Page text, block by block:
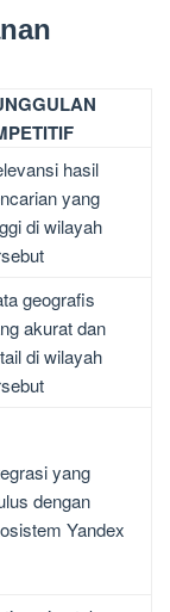
hasil
yang
di wilayah
geografis
akurat dan
di wilayah
yang
dengan
Yandex